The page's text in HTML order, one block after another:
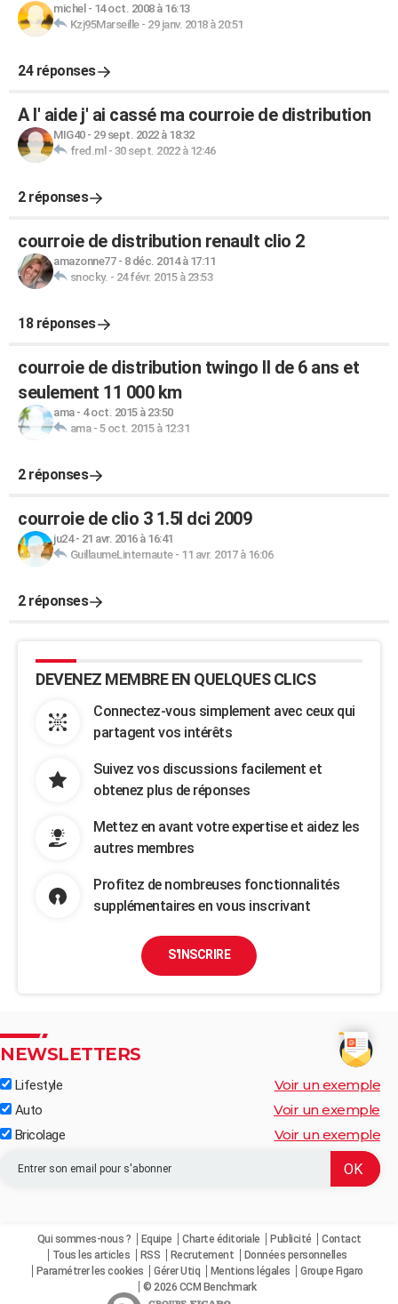
michel - 14 oct. 2008 à 16:13
Kzj95Marseille- 29 janv. 2018 à 20:51
24 réponses
A l' aide j' ai cassé ma courroie de distribution
MIG40- 29 sept. 2022 à 18:32
fred.ml - 30 sept. 2022 à 12:46
2 réponses
courroie de distribution renault clio 2
amazonne77- 8 déc. 2014 à 17:11
snocky. - 24 févr. 2015 à 23:53
18 réponses
courroie de distribution twingo II de 6 ans et
seulement 11 000 km
ama- 4 oct. 2015 à 23:50
ama- 5 oct. 2015 à 12:31
2 réponses
courroie de clio 3 1.5l dci 2009
ju24- 21 avr. 2016 à 16:41
GuillaumeLinternaute- 11 avr. 2017 à 16:06
2 réponses
DEVENEZ MEMBRE EN QUELQUES CLICS
Connectez-vous simplement avec ceux qui
partagent vos intérêts
Suivez vos discussions facilement et
obtenez plus de réponses
Mettez en avant votre expertise et aidez les
autres membres
Profitez de nombreuses fonctionnalités
supplémentaires en vous inscrivant
S'INSCRIRE
NEWSLETTERS
Lifestyle Voir un exemple
Auto Voir un exemple
Bricolage Voir un exemple
Qui sommes-nous ? Equipe Charte éditoriale Publicité
Contact
Tous les articles
RSS Recrutement
Données personnelles
Paramétrer les cookies
Gérer Utiq Mentions légales
Groupe Figaro
© 2026 CCM Benchmark